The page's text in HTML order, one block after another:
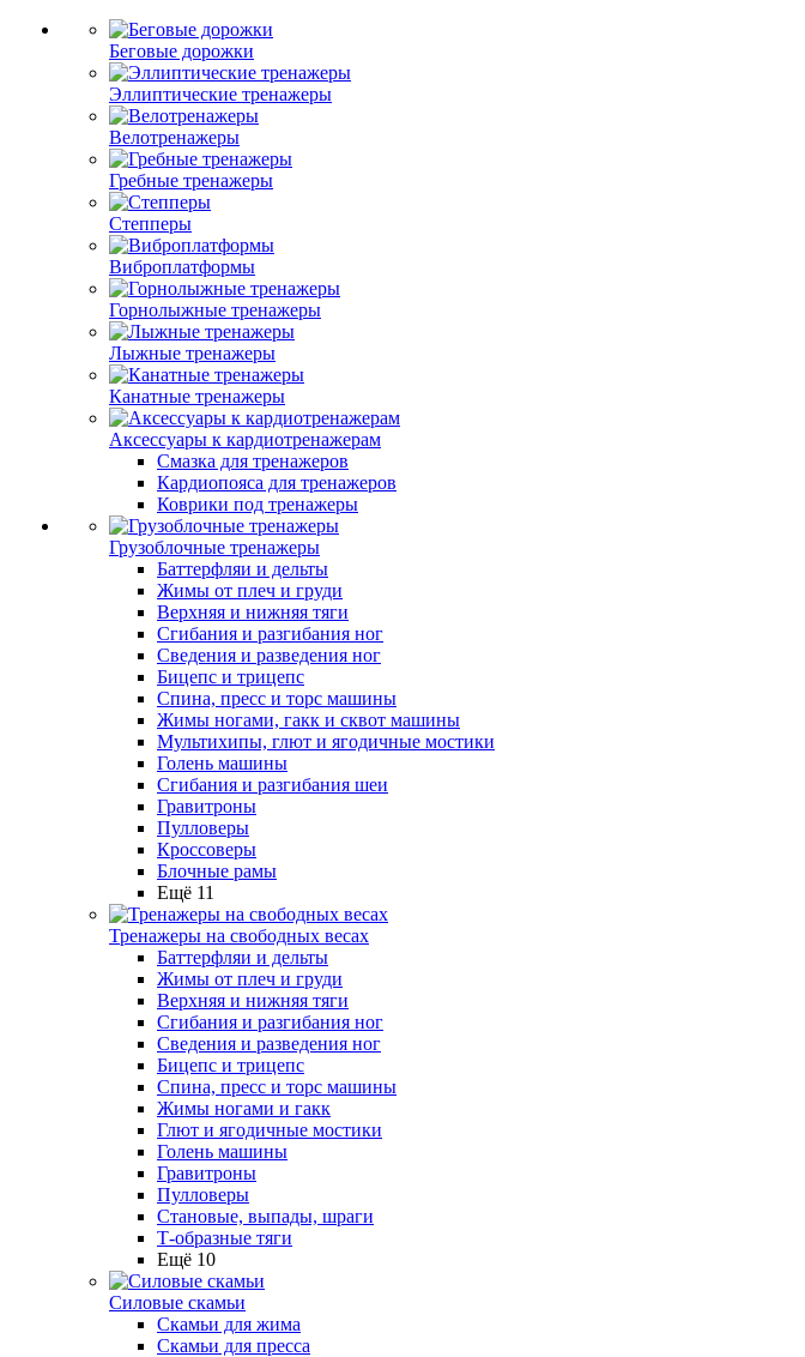
Беговые дорожки
Эллиптические тренажеры
Велотренажеры
Гребные тренажеры
Степперы
Виброплатформы
Горнолыжные тренажеры
Лыжные тренажеры
Канатные тренажеры
Аксессуары к кардиотренажерам
Смазка для тренажеров
Кардиопояса для тренажеров
Коврики под тренажеры
Грузоблочные тренажеры
Баттерфляи и дельты
Жимы от плеч и груди
Верхняя и нижняя тяги
Сгибания и разгибания ног
Сведения и разведения ног
Бицепс и трицепс
Спина, пресс и торс машины
Жимы ногами, гакк и сквот машины
Мультихипы, глют и ягодичные мостики
Голень машины
Сгибания и разгибания шеи
Гравитроны
Пулловеры
Кроссоверы
Блочные рамы
Ещё 11
Тренажеры на свободных весах
Баттерфляи и дельты
Жимы от плеч и груди
Верхняя и нижняя тяги
Сгибания и разгибания ног
Сведения и разведения ног
Бицепс и трицепс
Спина, пресс и торс машины
Жимы ногами и гакк
Глют и ягодичные мостики
Голень машины
Гравитроны
Пулловеры
Становые, выпады, шраги
Т-образные тяги
Ещё 10
Силовые скамьи
Скамьи для жима
Скамьи для пресса